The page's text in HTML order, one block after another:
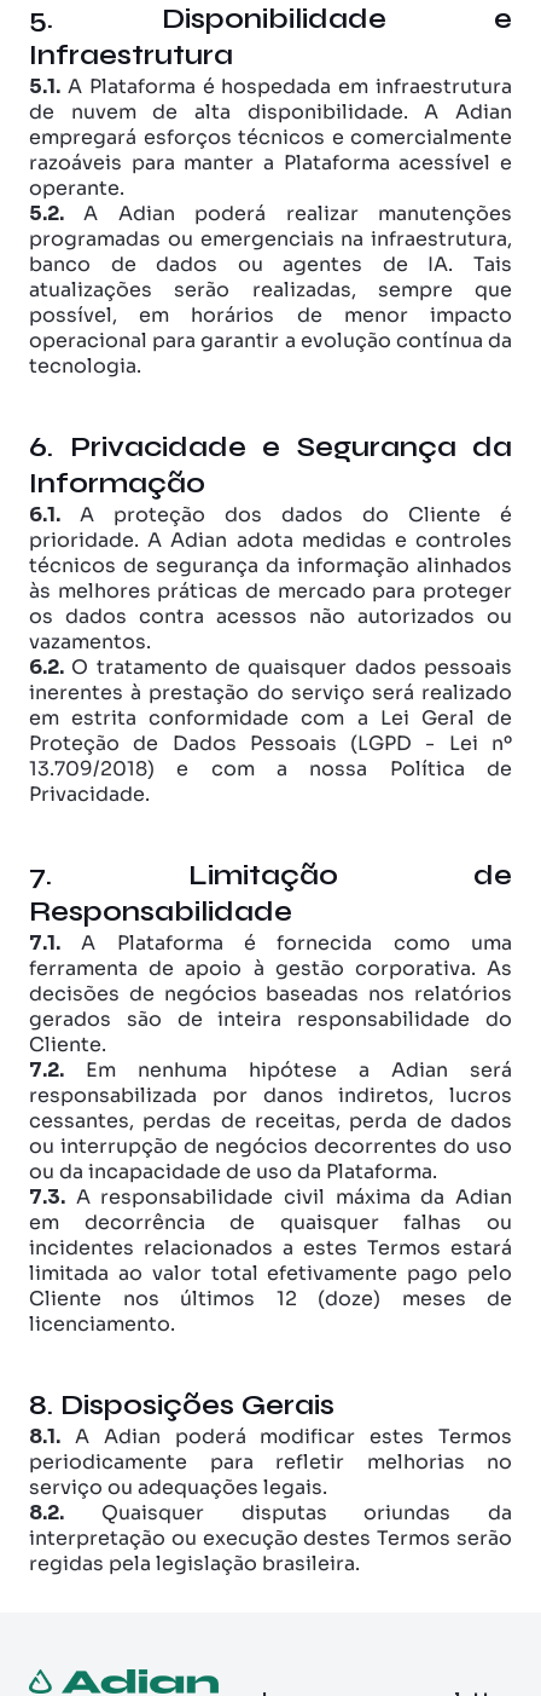
5. Disponibilidade e
Infraestrutura
5.1. A Plataforma é hospedada em infraestrutura
de nuvem de alta disponibilidade. A Adian
empregará esforços técnicos e comercialmente
razoáveis para manter a Plataforma acessível e
operante.
5.2. A Adian poderá realizar manutenções
programadas ou emergenciais na infraestrutura,
banco de dados ou agentes de IA. Tais
atualizações serão realizadas, sempre que
possível, em horários de menor impacto
operacional para garantir a evolução contínua da
tecnologia.
6. Privacidade e Segurança da
Informação
6.1. A proteção dos dados do Cliente é
prioridade. A Adian adota medidas e controles
técnicos de segurança da informação alinhados
às melhores práticas de mercado para proteger
os dados contra acessos não autorizados ou
vazamentos.
6.2. O tratamento de quaisquer dados pessoais
inerentes à prestação do serviço será realizado
em estrita conformidade com a Lei Geral de
Proteção de Dados Pessoais (LGPD - Lei nº
13.709/2018) e com a nossa Política de
Privacidade.
7. Limitação de
Responsabilidade
7.1. A Plataforma é fornecida como uma
ferramenta de apoio à gestão corporativa. As
decisões de negócios baseadas nos relatórios
gerados são de inteira responsabilidade do
Cliente.
7.2. Em nenhuma hipótese a Adian será
responsabilizada por danos indiretos, lucros
cessantes, perdas de receitas, perda de dados
ou interrupção de negócios decorrentes do uso
ou da incapacidade de uso da Plataforma.
7.3. A responsabilidade civil máxima da Adian
em decorrência de quaisquer falhas ou
incidentes relacionados a estes Termos estará
limitada ao valor total efetivamente pago pelo
Cliente nos últimos 12 (doze) meses de
licenciamento.
8. Disposições Gerais
8.1. A Adian poderá modificar estes Termos
periodicamente para refletir melhorias no
serviço ou adequações legais.
8.2. Quaisquer disputas oriundas da
interpretação ou execução destes Termos serão
regidas pela legislação brasileira.